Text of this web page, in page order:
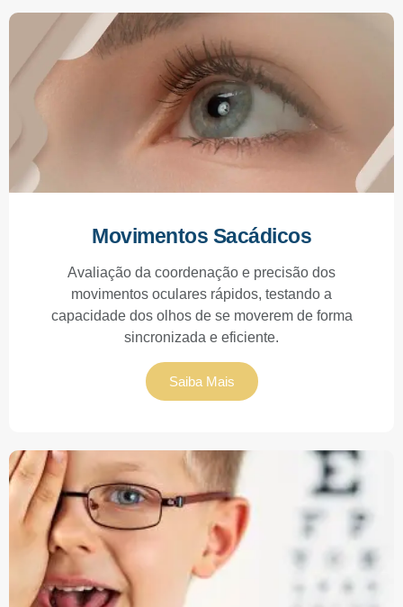
Movimentos Sacádicos
Avaliação da coordenação e precisão dos
movimentos oculares rápidos, testando a
capacidade dos olhos de se moverem de forma
sincronizada e eficiente.
Saiba Mais